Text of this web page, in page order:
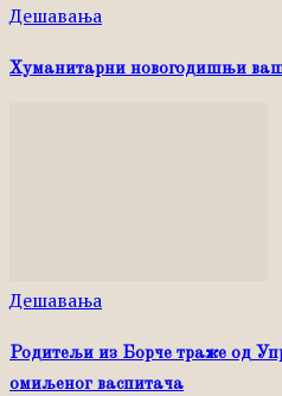
Дешавања
Хуманитарни новогодишњи
Дешавања
Родитељи из Борче траже од
омиљеног васпитача